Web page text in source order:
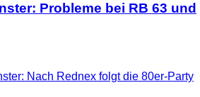
Probleme bei RB 63 und